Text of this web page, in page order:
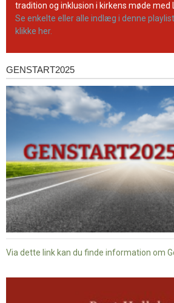
tradition og inklusion i kirkens møde med
Se enkelte eller alle indlæg i denne
klikke her.
Genstart2025
GENSTART2025
Via dette link kan du finde information om